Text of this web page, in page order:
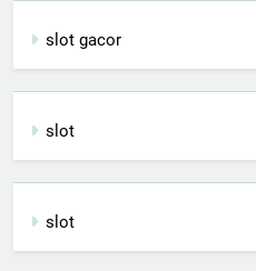
slot gacor
slot
slot